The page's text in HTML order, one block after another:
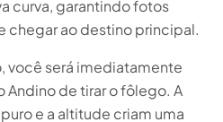
curva, garantindo fotos
chegar ao destino principal.
você será imediatamente
Andino de tirar o fôlego. A
e a altitude criam uma